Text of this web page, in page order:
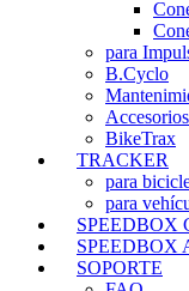
para
B.Cyclo
BikeTrax
TRACKER
para
para
SPEEDBOX
SPEEDBOX
SOPORTE